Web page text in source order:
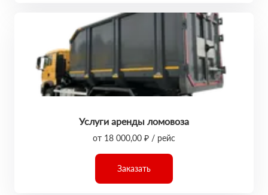
Услуги аренды ломовоза
от 18 000,00 ₽ / рейс
Заказать